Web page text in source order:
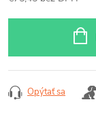
Opýtať sa